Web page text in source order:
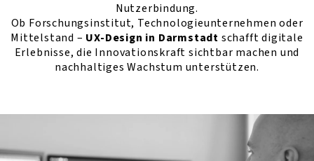
Nutzerbindung.
Ob Forschungsinstitut, Technologieunternehmen oder
Mittelstand – UX-Design in Darmstadt schafft digitale
Erlebnisse, die Innovationskraft sichtbar machen und
nachhaltiges Wachstum unterstützen.